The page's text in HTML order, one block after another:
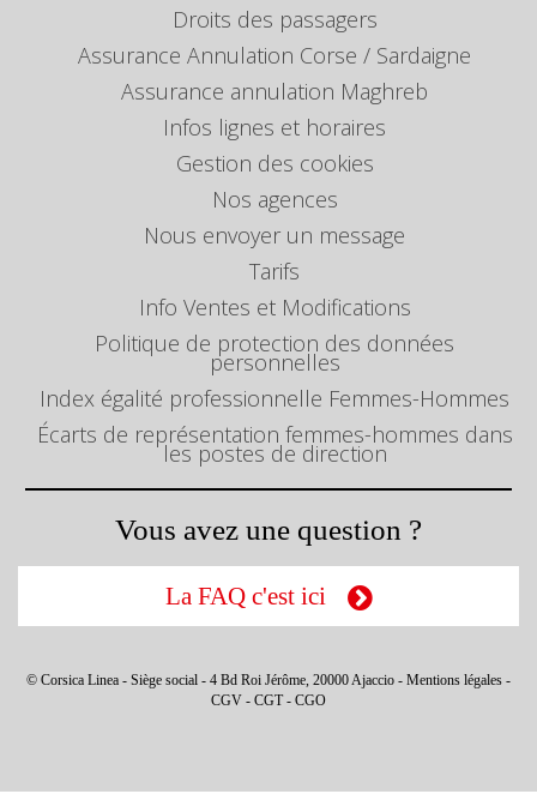
Droits des passagers
Assurance Annulation Corse / Sardaigne
Assurance annulation Maghreb
Infos lignes et horaires
Gestion des cookies
Nos agences
Nous envoyer un message
Tarifs
Info Ventes et Modifications
Politique de protection des données
personnelles
Index égalité professionnelle Femmes-Hommes
Écarts de représentation femmes-hommes dans
les postes de direction
Vous avez une question ?
La FAQ c'est ici
© Corsica Linea - Siège social - 4 Bd Roi Jérôme, 20000 Ajaccio - Mentions légales -
CGV - CGT- CGO